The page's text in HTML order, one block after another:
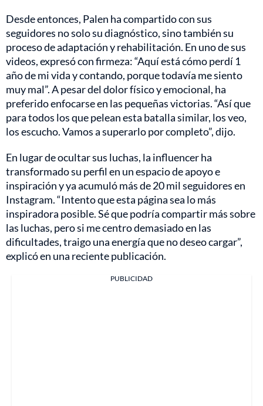
Desde entonces, Palen ha compartido con sus
seguidores no solo su diagnóstico, sino también su
proceso de adaptación y rehabilitación. En uno de sus
videos, expresó con firmeza: “Aquí está cómo perdí 1
año de mi vida y contando, porque todavía me siento
muy mal”. A pesar del dolor físico y emocional, ha
preferido enfocarse en las pequeñas victorias. “Así que
para todos los que pelean esta batalla similar, los veo,
los escucho. Vamos a superarlo por completo”, dijo.
En lugar de ocultar sus luchas, la influencer ha
transformado su perfil en un espacio de apoyo e
inspiración y ya acumuló más de 20 mil seguidores en
Instagram. “Intento que esta página sea lo más
inspiradora posible. Sé que podría compartir más sobre
las luchas, pero si me centro demasiado en las
dificultades, traigo una energía que no deseo cargar”,
explicó en una reciente publicación.
PUBLICIDAD